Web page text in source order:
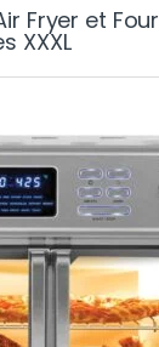
Fryer et Four
XXXL